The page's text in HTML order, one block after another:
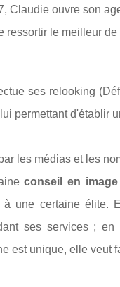
Claudie ouvre son
ressortir le meilleur
ses relooking
permettant d'établir
les médias et les
conseil en
à une certaine élite.
ses services ;
est unique, elle veut